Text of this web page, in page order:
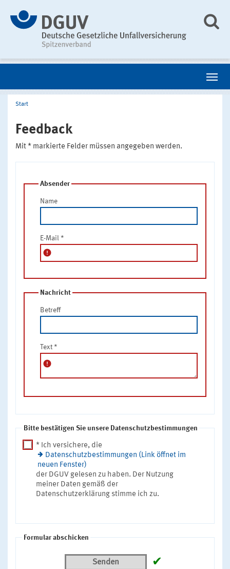
Start
Feedback
Mit * markierte Felder müssen angegeben werden.
Absender
Name
E-Mail *
error
Nachricht
Betreff
Text *
error
Bitte bestätigen Sie unsere Datenschutzbestimmungen
* Ich versichere, die
Datenschutzbestimmungen (Link öffnet im
neuen Fenster)
der DGUV gelesen zu haben. Der Nutzung
meiner Daten gemäß der
Datenschutzerklärung stimme ich zu.
Formular abschicken
Senden ✔